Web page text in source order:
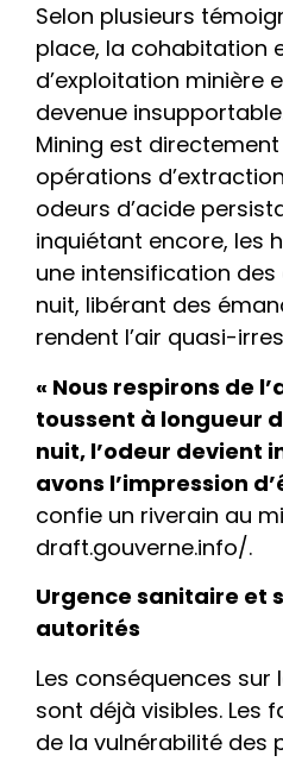
​Selon plusieurs
place, la cohabitation
d’exploitation minière
devenue
Mining est
opérations
odeurs d’acide
inquiétant encore, les
une intensification
nuit, libérant des
rendent l’air quasi-
« Nous respirons de
toussent à longueur
nuit, l’odeur devient
avons l’impression
confie un riverain au
draft.gouverne.info/.
Urgence sanitaire et
autorités
​Les conséquences
sont déjà visibles. Les
de la vulnérabilité des